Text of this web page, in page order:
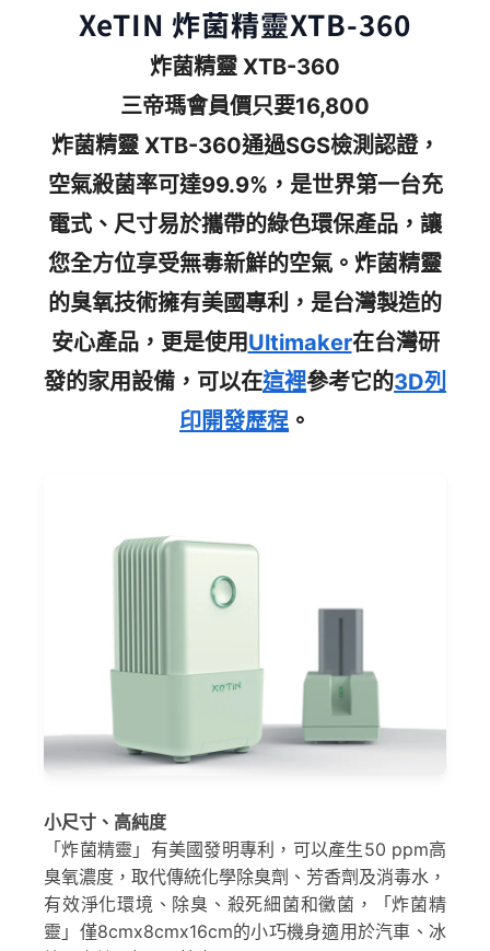
XeTIN 炸菌精靈XTB-360
炸菌精靈 XTB-360
三帝瑪會員價只要16,800
炸菌精靈 XTB-360通過SGS檢測認證，
空氣殺菌率可達99.9%，是世界第一台充
電式、尺寸易於攜帶的綠色環保產品，讓
您全方位享受無毒新鮮的空氣。炸菌精靈
的臭氧技術擁有美國專利，是台灣製造的
安心產品，更是使用Ultimaker在台灣研
發的家用設備，可以在這裡參考它的3D列
印開發歷程 。
小尺寸、高純度
「炸菌精靈」有美國發明專利，可以產生50 ppm高
臭氧濃度，取代傳統化學除臭劑、芳香劑及消毒水，
有效淨化環境、除臭、殺死細菌和黴菌，「炸菌精
靈」僅8cmx8cmx16cm的小巧機身適用於汽車、冰